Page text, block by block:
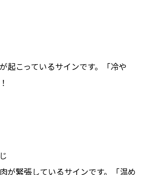
起こっているサインです。「冷や
が緊張しているサインです。「温め